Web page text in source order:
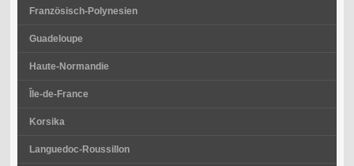
Französisch-Polynesien
Guadeloupe
Haute-Normandie
Île-de-France
Korsika
Languedoc-Roussillon